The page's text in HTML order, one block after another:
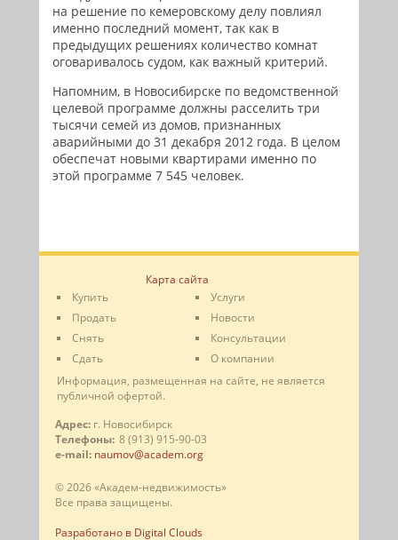
на решение по кемеровскому делу повлиял
именно последний момент, так как в
предыдущих решениях количество комнат
оговаривалось судом, как важный критерий.
Напомним, в Новосибирске по ведомственной
целевой программе должны расселить три
тысячи семей из домов, признанных
аварийными до 31 декабря 2012 года. В целом
обеспечат новыми квартирами именно по
этой программе 7 545 человек.
Карта сайта
Купить
Продать
Снять
Сдать
Услуги
Новости
Консультации
О компании
Информация, размещенная на сайте, не является
публичной офертой.
Адрес: г. Новосибирск
Телефоны: 8 (913) 915-90-03
e-mail: naumov@academ.org
© 2026 «Академ-недвижимость»
Все права защищены.
Разработано в Digital Clouds